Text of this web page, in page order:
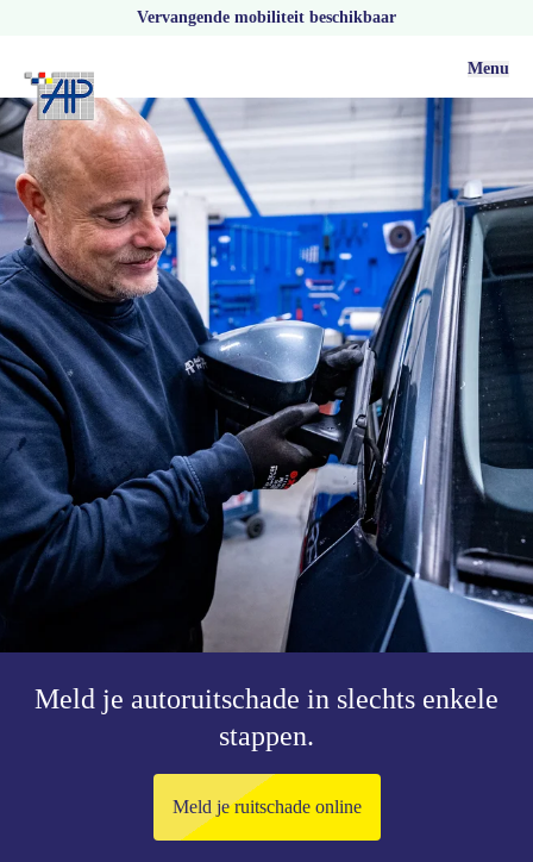
Vervangende mobiliteit beschikbaar
Menu
Meld je autoruitschade in slechts enkele
stappen.
Meld je ruitschade online